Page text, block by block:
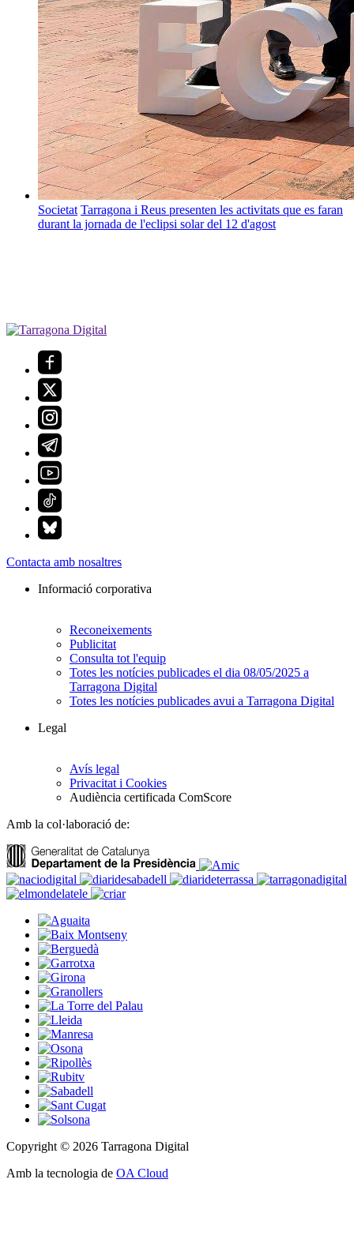
Societat Tarragona i Reus presenten les activitats que es faran
durant la jornada de l'eclipsi solar del 12 d'agost
Contacta amb nosaltres
Informació corporativa
Reconeixements
Publicitat
Consulta tot l'equip
Totes les notícies publicades el dia 08/05/2025 a
Tarragona Digital
Totes les notícies publicades avui a Tarragona Digital
Legal
Avís legal
Privacitat i Cookies
Audiència certificada ComScore
Amb la col·laboració de:
Copyright © 2026 Tarragona Digital
Amb la tecnologia de OA Cloud